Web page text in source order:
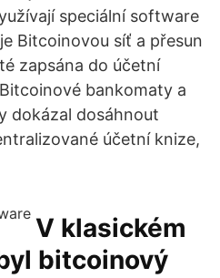
speciální software
Bitcoinovou síť a přesun
zapsána do účetní
bankomaty a
dokázal dosáhnout
účetní knize,
V klasickém
bitcoinový